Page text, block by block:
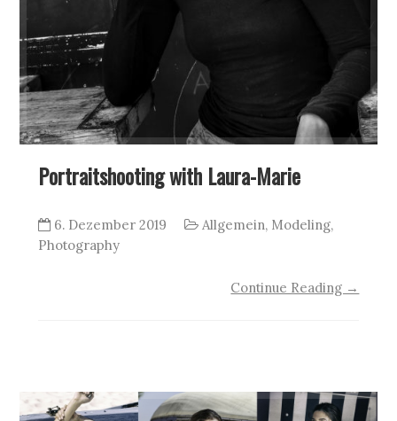
Portraitshooting with Laura-Marie
6. Dezember 2019 Allgemein, Modeling,
Photography
Continue Reading →